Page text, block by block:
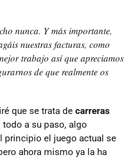
nunca. Y más importante,
nuestras facturas, como
trabajo así que apreciamos
de que realmente os
que se trata de carreras
a su paso, algo
principio el juego actual se
ahora mismo ya la ha